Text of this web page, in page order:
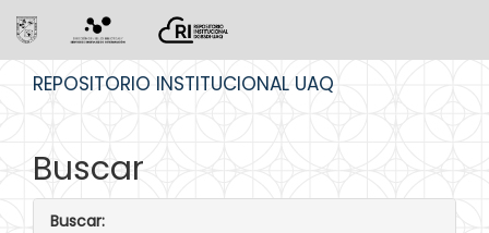
REPOSITORIO INSTITUCIONAL UAQ
Buscar
Buscar: